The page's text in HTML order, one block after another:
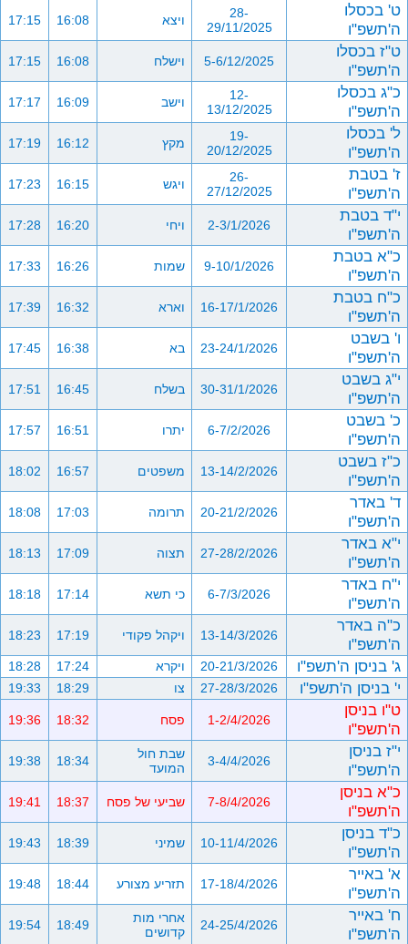
ט' בכסלו
ה'תשפ"ו
28-
29/11/2025
ויצא 16:08
17:15
ט"ז בכסלו
ה'תשפ"ו
5-6/12/2025 וישלח 16:08
17:15
כ"ג בכסלו
ה'תשפ"ו
12-
13/12/2025
וישב 16:09
17:17
ל' בכסלו
ה'תשפ"ו
19-
20/12/2025
מקץ 16:12
17:19
ז' בטבת
ה'תשפ"ו
26-
27/12/2025
ויגש 16:15
17:23
י"ד בטבת
ה'תשפ"ו
2-3/1/2026 ויחי 16:20
17:28
כ"א בטבת
ה'תשפ"ו
9-10/1/2026 שמות 16:26
17:33
כ"ח בטבת
ה'תשפ"ו
16-17/1/2026 וארא 16:32
17:39
ו' בשבט
ה'תשפ"ו
23-24/1/2026 בא 16:38
17:45
י"ג בשבט
ה'תשפ"ו
30-31/1/2026 בשלח 16:45
17:51
כ' בשבט
ה'תשפ"ו
6-7/2/2026 יתרו 16:51
17:57
כ"ז בשבט
ה'תשפ"ו
13-14/2/2026 משפטים 16:57
18:02
ד' באדר
ה'תשפ"ו
20-21/2/2026 תרומה 17:03
18:08
י"א באדר
ה'תשפ"ו
27-28/2/2026 תצוה 17:09
18:13
י"ח באדר
ה'תשפ"ו
6-7/3/2026 כי תשא 17:14
18:18
כ"ה באדר
ה'תשפ"ו
13-14/3/2026 ויקהל פקודי 17:19
18:23
ג' בניסן ה'תשפ"ו 20-21/3/2026 ויקרא 17:24
18:28
י' בניסן ה'תשפ"ו 27-28/3/2026 צו 18:29
19:33
ט"ו בניסן
ה'תשפ"ו
1-2/4/2026 פסח 18:32
19:36
י"ז בניסן
ה'תשפ"ו
3-4/4/2026
שבת חול
המועד
18:34
19:38
כ"א בניסן
ה'תשפ"ו
7-8/4/2026 שביעי של פסח 18:37
19:41
כ"ד בניסן
ה'תשפ"ו
10-11/4/2026 שמיני 18:39
19:43
א' באייר
ה'תשפ"ו
17-18/4/2026 תזריע מצורע 18:44
19:48
ח' באייר
ה'תשפ"ו
24-25/4/2026
אחרי מות
קדושים
18:49
19:54